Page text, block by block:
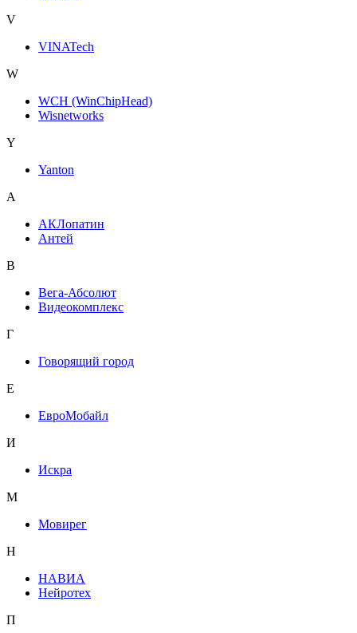
V
VINATech
W
WCH (WinChipHead)
Wisnetworks
Y
Yanton
А
АКЛопатин
Антей
В
Вега-Абсолют
Видеокомплекс
Г
Говорящий город
Е
ЕвроМобайл
И
Искра
М
Мовирег
Н
НАВИА
Нейротех
П